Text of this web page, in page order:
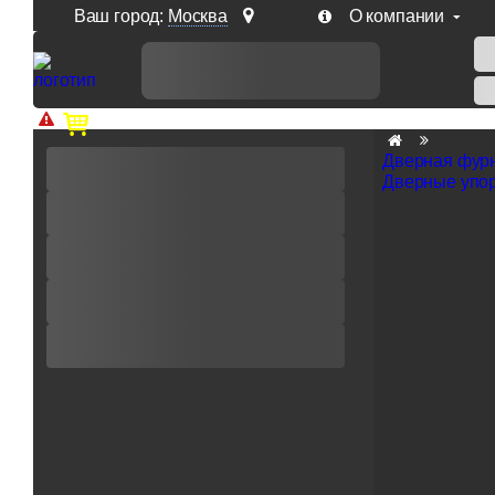
Ваш город: Москва О компании
Доп. скидка от цен на сайте 7% при заказе от 50
Дверная
Дверные